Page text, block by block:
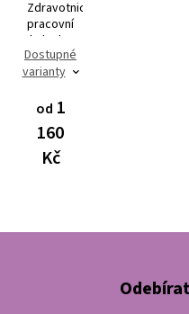
Zdravotnická
pracovní
halenka
AVA Flex
3101
Dostupné
varianty
od 1
160
Kč